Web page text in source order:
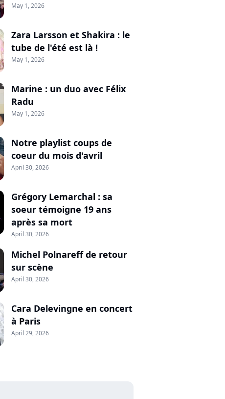
May 1, 2026
Zara Larsson et Shakira : le
tube de l'été est là !
May 1, 2026
Marine : un duo avec Félix
Radu
May 1, 2026
Notre playlist coups de
coeur du mois d'avril
April 30, 2026
Grégory Lemarchal : sa
soeur témoigne 19 ans
après sa mort
April 30, 2026
Michel Polnareff de retour
sur scène
April 30, 2026
Cara Delevingne en concert
à Paris
April 29, 2026